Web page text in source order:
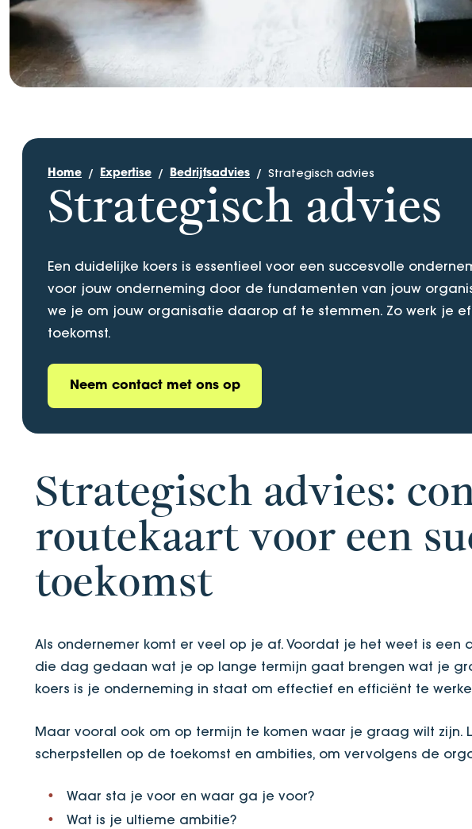
Home Expertise Bedrijfsadvies Strategisch advies
Strategisch advies
Een duidelijke koers is essentieel voor een succesvolle
voor jouw onderneming door de fundamenten van jouw
we je om jouw organisatie daarop af te stemmen. Zo werk je
toekomst.
Neem contact met ons op
Strategisch advies:
routekaart voor een
toekomst
Als ondernemer komt er veel op je af. Voordat je het weet is
die dag gedaan wat je op lange termijn gaat brengen wat je
koers is je onderneming in staat om effectief en efficiënt te
Maar vooral ook om op termijn te komen waar je graag wilt zijn.
scherpstellen op de toekomst en ambities, om vervolgens de
Waar sta je voor en waar ga je voor?
Wat is je ultieme ambitie?